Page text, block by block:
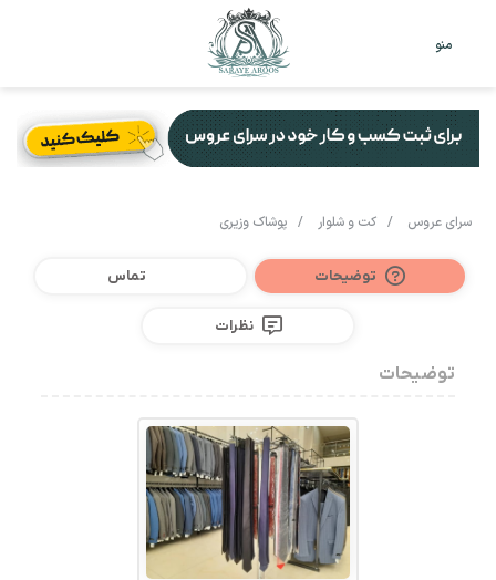
منو
سرای عروس / کت و شلوار / پوشاک وزیری
توضیحات تماس
نظرات
توضیحات